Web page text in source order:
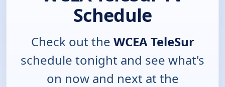
Schedule
Check out the WCEA TeleSur
schedule tonight and see what's
on now and next at the